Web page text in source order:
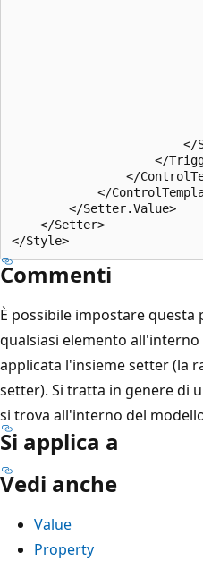
</
</
</
</
        </Setter.Value>
    </Setter>
Commenti
È possibile impostare
qualsiasi elemento
applicata l'insieme setter (la
setter). Si tratta in genere di
si trova all'interno del
Si applica a
Vedi anche
Value
Property